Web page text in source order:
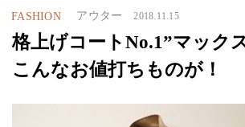
FASHION アウター 2018.11.15
格上げコートNo.1”マック
こんなお値打ちものが！